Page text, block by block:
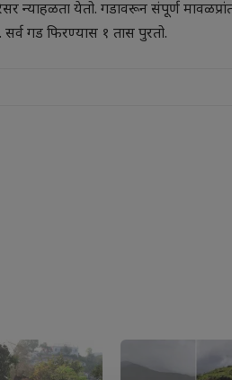
न्याहळता येतो. गडावरून संपूर्ण
सर्व गड फिरण्यास १ तास पुरतो.